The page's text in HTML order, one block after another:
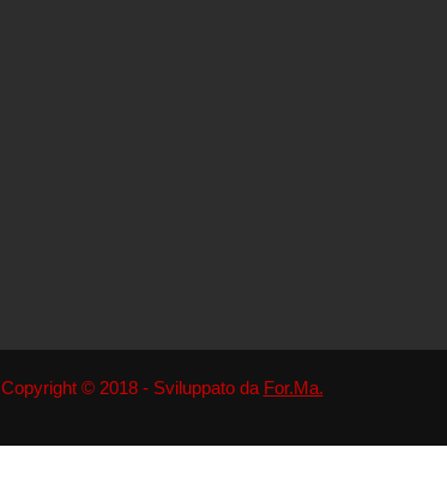
Copyright © 2018 - Sviluppato da For.Ma.